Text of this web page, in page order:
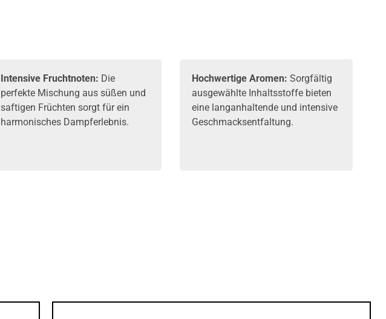
Intensive Fruchtnoten: Die
perfekte Mischung aus süßen und
saftigen Früchten sorgt für ein
harmonisches Dampferlebnis.
Hochwertige Aromen: Sorgfältig
ausgewählte Inhaltsstoffe bieten
eine langanhaltende und intensive
Geschmacksentfaltung.